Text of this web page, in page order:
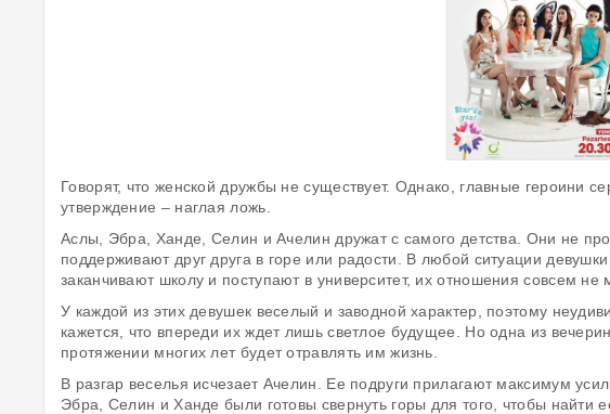
Говорят, что женской дружбы не существует. Однако, главные героини
утверждение – наглая ложь.
Аслы, Эбра, Ханде, Селин и Ачелин дружат с самого детства. Они не
поддерживают друг друга в горе или радости. В любой ситуации
заканчивают школу и поступают в университет, их отношения совсем не
У каждой из этих девушек веселый и заводной характер, поэтому
кажется, что впереди их ждет лишь светлое будущее. Но одна из
протяжении многих лет будет отравлять им жизнь.
В разгар веселья исчезает Ачелин. Ее подруги прилагают максимум
Эбра, Селин и Ханде были готовы свернуть горы для того, чтобы найти